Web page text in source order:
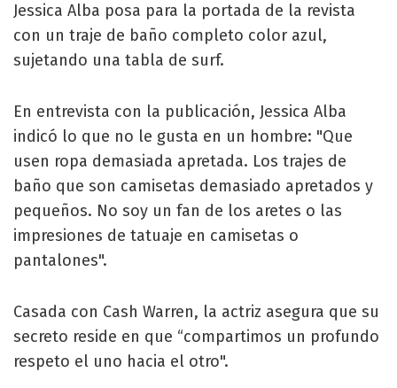
Jessica Alba posa para la portada de la revista
con un traje de baño completo color azul,
sujetando una tabla de surf.
En entrevista con la publicación, Jessica Alba
indicó lo que no le gusta en un hombre: "Que
usen ropa demasiada apretada. Los trajes de
baño que son camisetas demasiado apretados y
pequeños. No soy un fan de los aretes o las
impresiones de tatuaje en camisetas o
pantalones".
Casada con Cash Warren, la actriz asegura que su
secreto reside en que “compartimos un profundo
respeto el uno hacia el otro".